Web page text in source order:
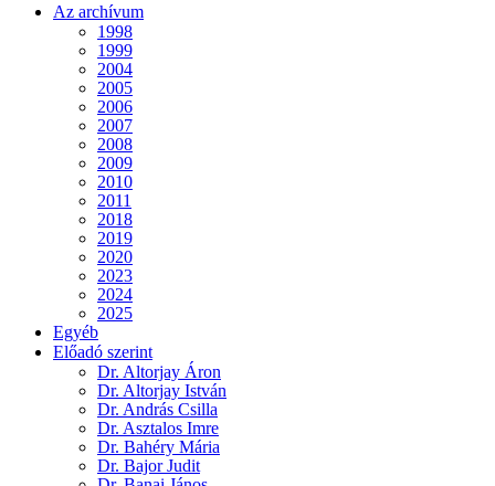
Az archívum
1998
1999
2004
2005
2006
2007
2008
2009
2010
2011
2018
2019
2020
2023
2024
2025
Egyéb
Előadó szerint
Dr. Altorjay Áron
Dr. Altorjay István
Dr. András Csilla
Dr. Asztalos Imre
Dr. Bahéry Mária
Dr. Bajor Judit